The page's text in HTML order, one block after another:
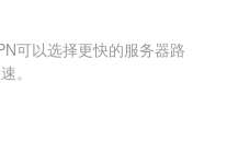
可以选择更快的服务器路
。